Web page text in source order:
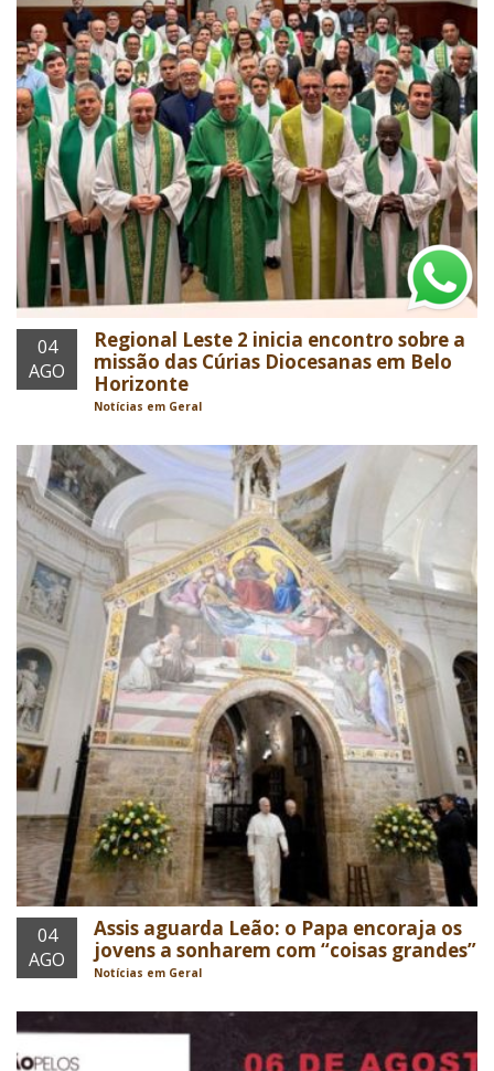
04
AGO
Regional Leste 2 inicia encontro sobre a
missão das Cúrias Diocesanas em Belo
Horizonte
Notícias em Geral
04
AGO
Assis aguarda Leão: o Papa encoraja os
jovens a sonharem com “coisas grandes”
Notícias em Geral